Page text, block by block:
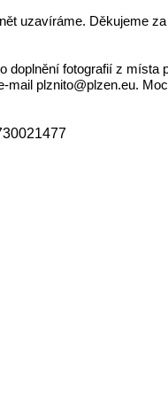
uzavíráme. Děkujeme
doplnění fotografií z místa
mail plznito@plzen.eu.